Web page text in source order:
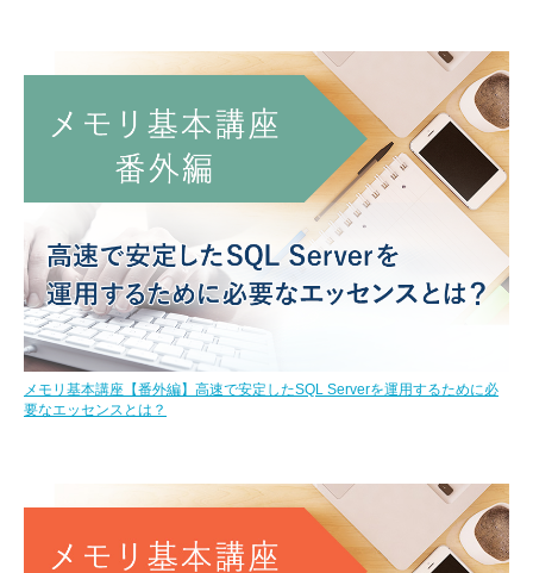
メモリ基本講座【番外編】高速で安定したSQL Serverを運用するために必
要なエッセンスとは？